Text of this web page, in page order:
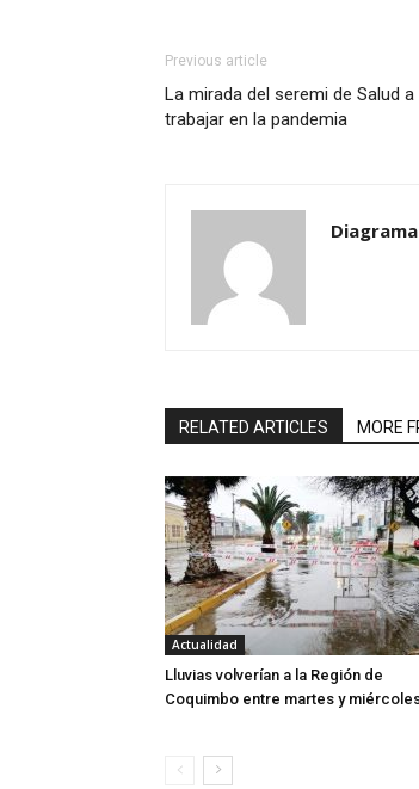
Previous article
La mirada del seremi de Salud
trabajar en la pandemia
RELATED ARTICLES MORE
Actualidad
Lluvias volverían a la Región de
Coquimbo entre martes y